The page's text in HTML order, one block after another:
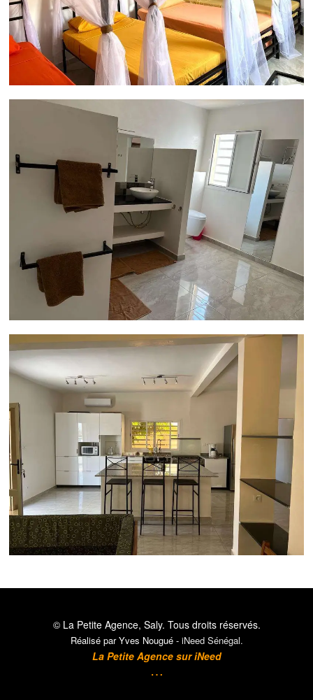
© La Petite Agence, Saly. Tous droits réservés.
Réalisé par Yves Nougué - iNeed Sénégal.
La Petite Agence suriNeed
…